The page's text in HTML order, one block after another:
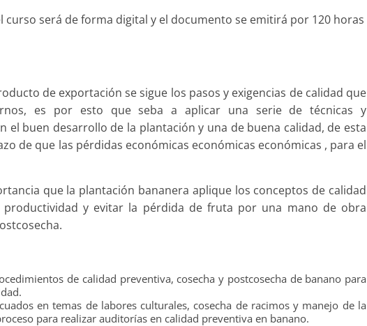
curso será de forma digital y el documento se emitirá por 120 horas
de exportación se sigue los pasos y exigencias de calidad que
es por esto que seba a aplicar una serie de técnicas y
el buen desarrollo de la plantación y una de buena calidad, de esta
de que las pérdidas económicas económicas económicas , para el
que la plantación bananera aplique los conceptos de calidad
productividad y evitar la pérdida de fruta por una mano de obra
de calidad preventiva, cosecha y postcosecha de banano para
en temas de labores culturales, cosecha de racimos y manejo de la
para realizar auditorías en calidad preventiva en banano.